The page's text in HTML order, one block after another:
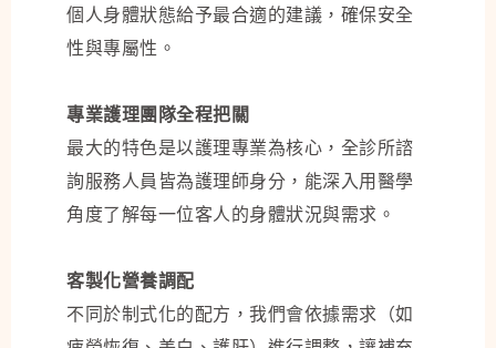
個人身體狀態給予最合適的建議，確保安全
性與專屬性。
專業護理團隊全程把關
最大的特色是以護理專業為核心，全診所諮
詢服務人員皆為護理師身分，能深入用醫學
角度了解每一位客人的身體狀況與需求。
客製化營養調配
不同於制式化的配方，我們會依據需求（如